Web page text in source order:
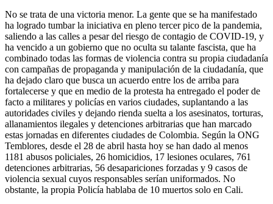
No se trata de una victoria menor. La gente que se ha manifestado
ha logrado tumbar la iniciativa en pleno tercer pico de la pandemia,
saliendo a las calles a pesar del riesgo de contagio de COVID-19, y
ha vencido a un gobierno que no oculta su talante fascista, que ha
combinado todas las formas de violencia contra su propia ciudadanía
con campañas de propaganda y manipulación de la ciudadanía, que
ha dejado claro que busca un acuerdo entre los de arriba para
fortalecerse y que en medio de la protesta ha entregado el poder de
facto a militares y policías en varios ciudades, suplantando a las
autoridades civiles y dejando rienda suelta a los asesinatos, torturas,
allanamientos ilegales y detenciones arbitrarias que han marcado
estas jornadas en diferentes ciudades de Colombia. Según la ONG
Temblores, desde el 28 de abril hasta hoy se han dado al menos
1181 abusos policiales, 26 homicidios, 17 lesiones oculares, 761
detenciones arbitrarias, 56 desapariciones forzadas y 9 casos de
violencia sexual cuyos responsables serían uniformados. No
obstante, la propia Policía hablaba de 10 muertos solo en Cali.